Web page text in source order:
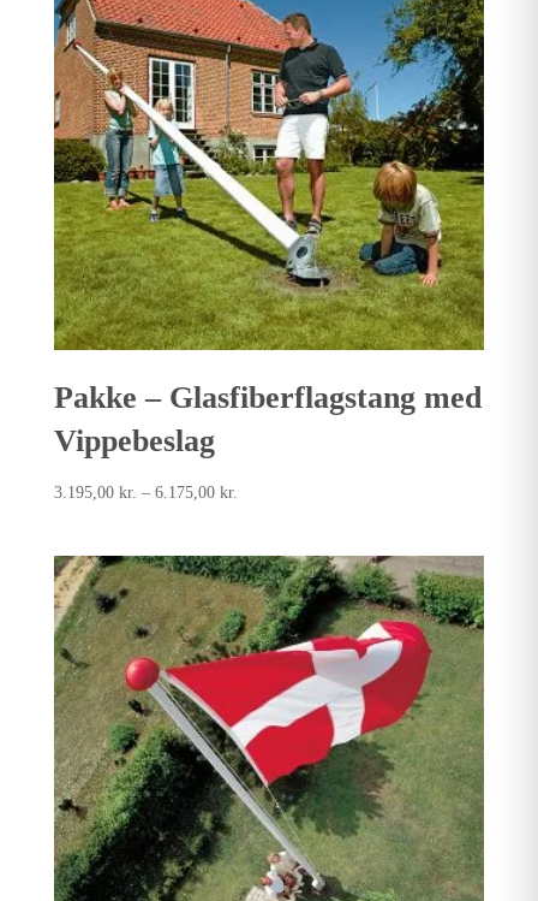
Pakke – Glasfiberflagstang med
Vippebeslag
3.195,00 kr. – 6.175,00 kr.
6.175,00kr.